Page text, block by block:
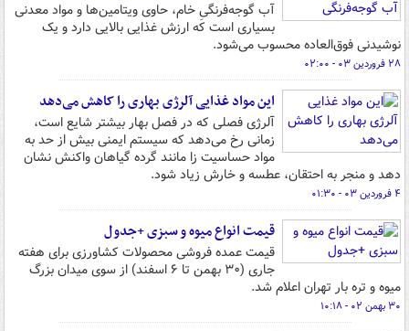
آب گوجه‌فرنگیِ خام، حاوی ویتامین‌ها و مواد معدنی
بسیاری است که ارزش غذایی بالایی دارد و یک
نوشیدنی فوق‌العاده محسوب می‌شود.
۲۸ فروردین ۰۳ - ۰۲:۰۰
این مواد غذایی آلرژی بهاری را کاهش می‌دهد
آلرژی فصلی که در فصل بهار بیشتر شایع است،
زمانی رخ می‌دهد که سیستم ایمنی بیش از حد به
مواد حساسیت زا مانند گرده گیاهان واکنش نشان
دهد و منجر به احتقان، عطسه و خارش زیاد شود.
۴ فروردین ۰۳ - ۰۱:۳۰
قیمت انواع میوه و سبزی +جدول
قیمت عمده فروشی محصولات کشاورزی برای هفته
جاری (۳۰ بهمن تا ۶ اسفند) از سوی میدان بزرگ
میوه و تره بار تهران اعلام شد.
۳۰ بهمن ۰۲ - ۱۰:۱۸